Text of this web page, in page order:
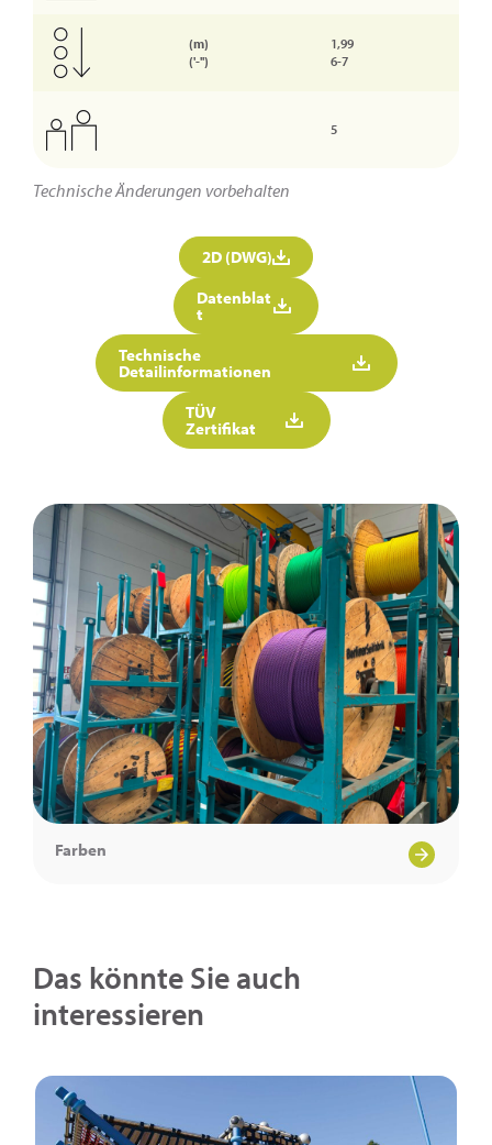
(m)
('-'')
1,99
6-7
5
Technische Änderungen vorbehalten
2D (DWG)
Datenblat
t
Technische
Detailinformationen
TÜV
Zertifikat
Farben
Das könnte Sie auch
interessieren